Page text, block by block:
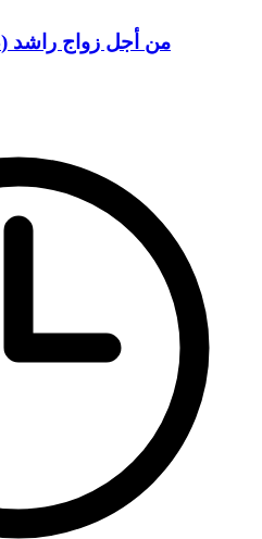
من أجل زواج راشد (4) كيف تبدأ حياتك الجديدة